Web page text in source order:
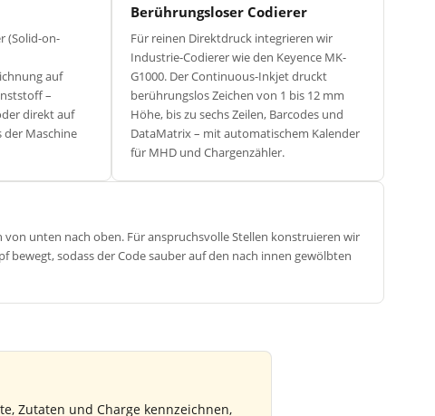
(Solid-on-
auf
–
direkt auf
der Maschine
Berührungsloser Codierer
Für reinen Direktdruck integrieren wir
Industrie-Codierer wie den Keyence MK-
G1000. Der Continuous-Inkjet druckt
berührungslos Zeichen von 1 bis 12 mm
Höhe, bis zu sechs Zeilen, Barcodes und
DataMatrix – mit automatischem Kalender
für MHD und Chargenzähler.
von unten nach oben. Für anspruchsvolle Stellen konstruieren wir
sodass der Code sauber auf den nach innen gewölbten
Zutaten und Charge kennzeichnen,